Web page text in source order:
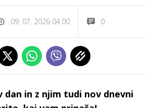
09. 07. 2026 04.00 0
dan in z njim tudi nov dnevni